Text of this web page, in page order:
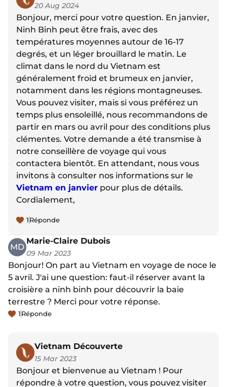
20 Aug 2024
Bonjour, merci pour votre question. En janvier,
Ninh Binh peut être frais, avec des
températures moyennes autour de 16-17
degrés, et un léger brouillard le matin. Le
climat dans le nord du Vietnam est
généralement froid et brumeux en janvier,
notamment dans les régions montagneuses.
Vous pouvez visiter, mais si vous préférez un
temps plus ensoleillé, nous recommandons de
partir en mars ou avril pour des conditions plus
clémentes. Votre demande a été transmise à
notre conseillère de voyage qui vous
contactera bientôt. En attendant, nous vous
invitons à consulter nos informations sur le
Vietnam en janvier pour plus de détails.
Cordialement,
1 Réponde
MD
Marie-Claire Dubois
09 Mar 2023
Bonjour! On part au Vietnam en voyage de noce le
5 avril. J'ai une question: faut-il réserver avant la
croisière a ninh binh pour découvrir la baie
terrestre ? Merci pour votre réponse.
1 Réponde
Vietnam Découverte
15 Mar 2023
Bonjour et bienvenue au Vietnam ! Pour
répondre à votre question, vous pouvez visiter